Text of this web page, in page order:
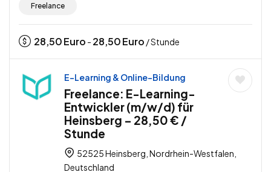
Freelance
28,50Euro - 28,50Euro / Stunde
E-Learning & Online-Bildung
Freelance: E-Learning-
Entwickler (m/w/d) für
Heinsberg – 28,50 € /
Stunde
52525 Heinsberg, Nordrhein-Westfalen,
Deutschland